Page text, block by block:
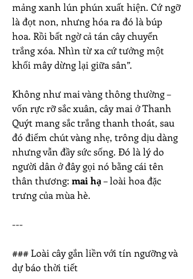
mảng xanh lún phún xuất hiện. Cứ ngỡ
là đọt non, nhưng hóa ra đó là búp
hoa. Rồi bất ngờ cả tán cây chuyển
trắng xóa. Nhìn từ xa cứ tưởng một
khối mây dừng lại giữa sân”.
Không như mai vàng thông thường –
vốn rực rỡ sắc xuân, cây mai ở Thanh
Quýt mang sắc trắng thanh thoát, sau
đó điểm chút vàng nhẹ, trông dịu dàng
nhưng vẫn đầy sức sống. Đó là lý do
người dân ở đây gọi nó bằng cái tên
thân thương: mai hạ – loài hoa đặc
trưng của mùa hè.
---
### Loài cây gắn liền với tín ngưỡng và
dự báo thời tiết